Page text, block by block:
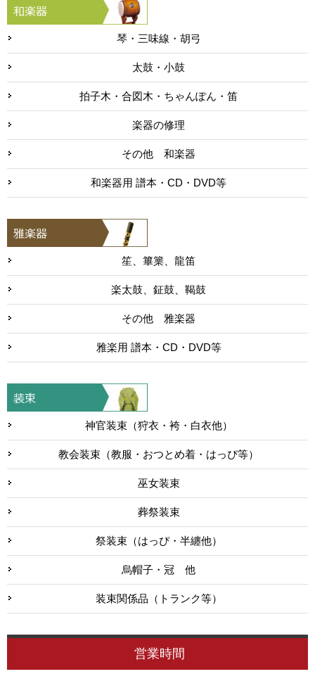
琴・三味線・胡弓
太鼓・小鼓
拍子木・合図木・ちゃんぽん・笛
楽器の修理
その他 和楽器
和楽器用 譜本・CD・DVD等
笙、篳篥、龍笛
楽太鼓、鉦鼓、鞨鼓
その他 雅楽器
雅楽用 譜本・CD・DVD等
神官装束（狩衣・袴・白衣他）
教会装束（教服・おつとめ着・はっぴ等）
巫女装束
葬祭装束
祭装束（はっぴ・半纏他）
烏帽子・冠 他
装束関係品（トランク等）
営業時間